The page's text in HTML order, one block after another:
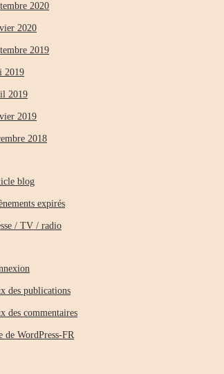
2020
2020
2019
2019
2019
2019
2018
blog
expirés
/ TV / radio
des publications
des commentaires
de WordPress-FR